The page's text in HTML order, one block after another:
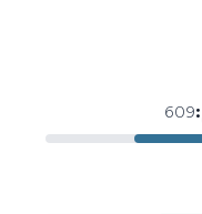
:
609